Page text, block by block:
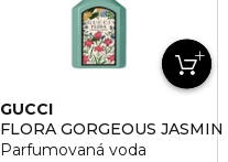
GUCCI
FLORA GORGEOUS JASMIN
Parfumovaná voda